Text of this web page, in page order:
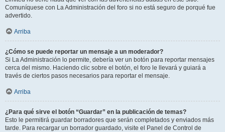
Comuníquese con La Administración del foro si no está seguro de porqué fue
advertido.
Arriba
¿Cómo se puede reportar un mensaje a un moderador?
Si La Administración lo permite, debería ver un botón para reportar mensajes
cerca del mismo. Haciendo clic sobre el botón, el foro le llevará y guiará a
través de ciertos pasos necesarios para reportar el mensaje.
Arriba
¿Para qué sirve el botón “Guardar” en la publicación de temas?
Esto le permitirá guardar borradores que serán completados y enviados más
tarde. Para recargar un borrador guardado, visite el Panel de Control de